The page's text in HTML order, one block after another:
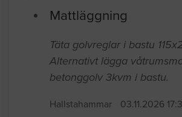
Mattläggning
Täta golvreglar i bastu
Alternativt lägga
betonggolv 3kvm i bastu.
Hallstahammar 03.11.2026